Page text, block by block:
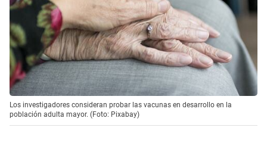
Los investigadores consideran probar las vacunas en desarrollo en la
población adulta mayor. (Foto: Pixabay)